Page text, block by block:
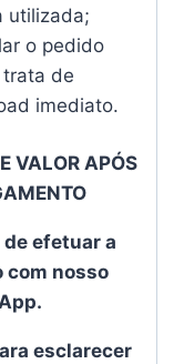
utilizada;
o pedido
trata de
imediato.
VALOR APÓS
efetuar a
com nosso
esclarecer